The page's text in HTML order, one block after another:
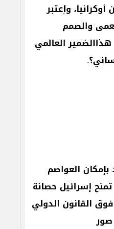
أوكرانيا، وإعتبر
والصمم
هذاالضمير العالمي
.
بإمكان العواصم
تمنح إسرائيل حصانة
فوق القانون الدولي
صور